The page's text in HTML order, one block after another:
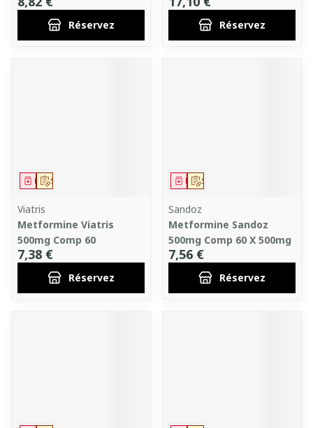
Réservez Réservez
Sur prescription
Médicament
Viatris
Metformine Viatris
500mg Comp 60
7,38 €
Réservez
Sur prescription
Médicament
Sandoz
Metformine Sandoz
500mg Comp 60 X 500mg
7,56 €
Réservez